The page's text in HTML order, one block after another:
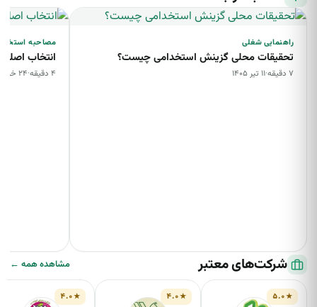
راهنمایی شغلی
تحقیقات محلی گزینش استخدامی چیست؟
۷ دقیقه ·۱۱ تیر ۱۴۰۵
مصاحبه
انتخاب
۴ دقیقه ·۲۴ خرداد ۱۴۰۵
شرکت‌های معتبر مشاهده همه ←
۵.۰ ۴.۰ ۴.۰